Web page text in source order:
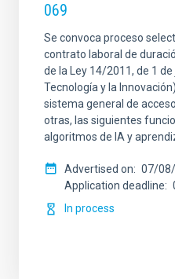
069
Se convoca proceso
contrato laboral de
de la Ley 14/2011, de 1 de
Tecnología y la
sistema general de
otras, las siguientes
algoritmos de IA y
Advertised on
07/
Application deadline
In process